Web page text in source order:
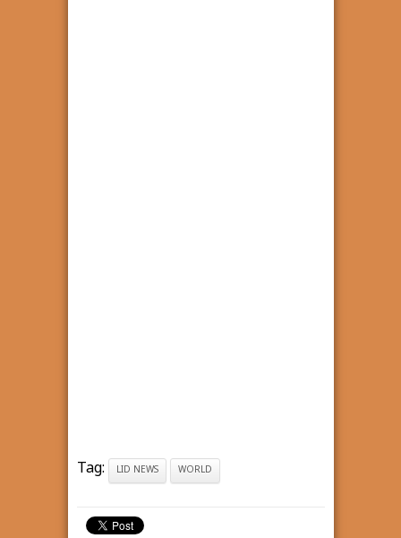
Tag: LID NEWS WORLD